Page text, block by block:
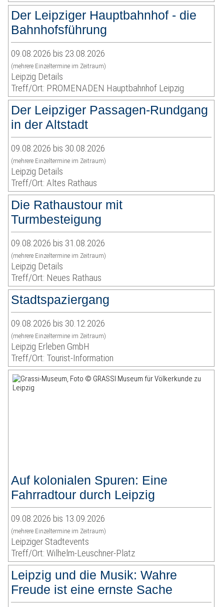
Der Leipziger Hauptbahnhof - die
Bahnhofsführung
09.08.2026 bis 23.08.2026
(mehrere Einzeltermine im Zeitraum)
Leipzig Details
Treff/Ort: PROMENADEN Hauptbahnhof Leipzig
Der Leipziger Passagen-Rundgang
in der Altstadt
09.08.2026 bis 30.08.2026
(mehrere Einzeltermine im Zeitraum)
Leipzig Details
Treff/Ort: Altes Rathaus
Die Rathaustour mit
Turmbesteigung
09.08.2026 bis 31.08.2026
(mehrere Einzeltermine im Zeitraum)
Leipzig Details
Treff/Ort: Neues Rathaus
Stadtspaziergang
09.08.2026 bis 30.12.2026
(mehrere Einzeltermine im Zeitraum)
Leipzig Erleben GmbH
Treff/Ort: Tourist-Information
Auf kolonialen Spuren: Eine
Fahrradtour durch Leipzig
09.08.2026 bis 13.09.2026
(mehrere Einzeltermine im Zeitraum)
Leipziger Stadtevents
Treff/Ort: Wilhelm-Leuschner-Platz
Leipzig und die Musik: Wahre
Freude ist eine ernste Sache